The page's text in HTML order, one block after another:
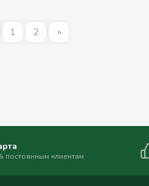
1 2 »
постоянным клиентам